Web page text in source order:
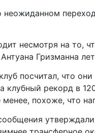
неожиданном
несмотря на то,
Гризманна
посчитал, что
клубный рекорд в
менее, похоже, что